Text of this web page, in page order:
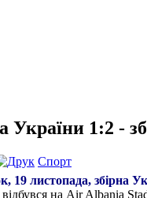
України 1:2 -
Спорт
19 листопада, збірна
на Air Albania